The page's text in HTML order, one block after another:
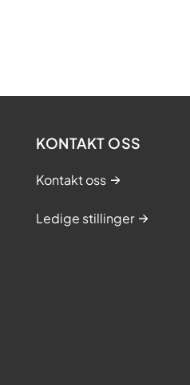
KONTAKT OSS
Kontakt oss
Ledige stillinger